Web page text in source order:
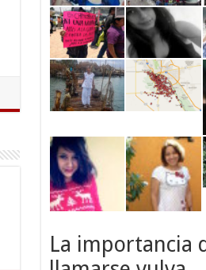
La importancia